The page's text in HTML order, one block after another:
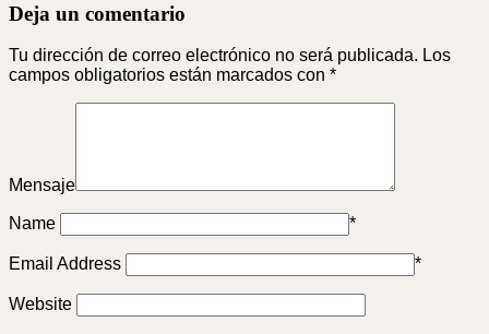
Deja un comentario
Tu dirección de correo electrónico no será publicada. Los
campos obligatorios están marcados con *
Mensaje
Name *
Email Address *
Website